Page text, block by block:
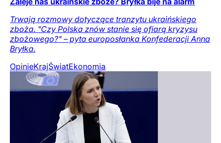
Trwają rozmowy dotyczące tranzytu ukraińskiego
zboża. "Czy Polska znów stanie się ofiarą kryzysu
zbożowego?" – pyta europosłanka Konfederacji Anna
Bryłka.
OpinieKrajŚwiatEkonomia